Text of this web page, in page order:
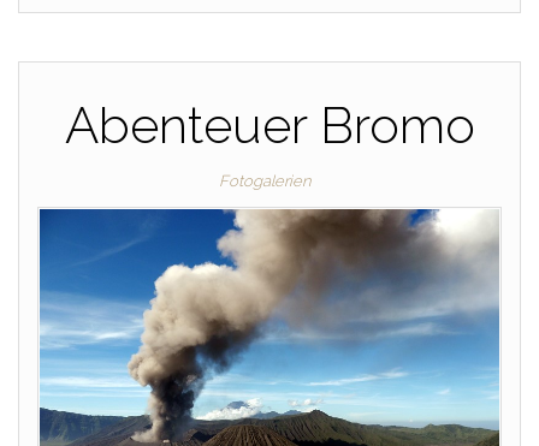
Abenteuer Bromo
Fotogalerien